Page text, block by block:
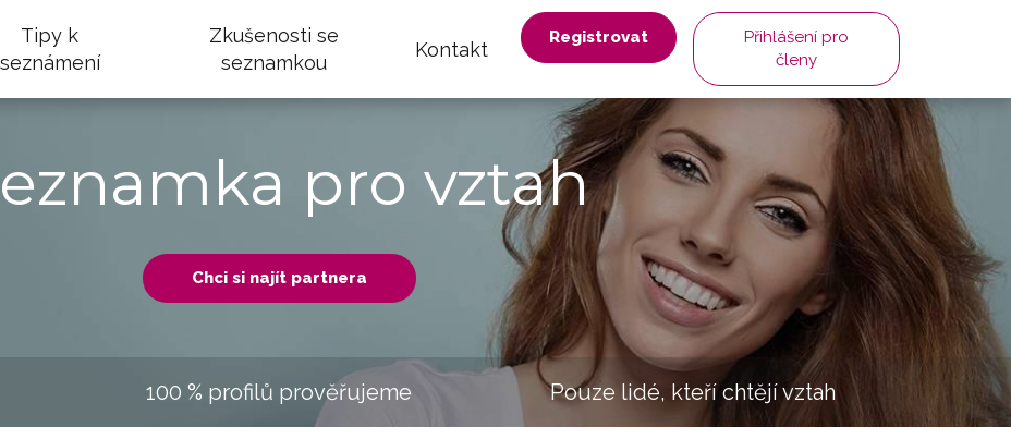
Tipy k
seznámení
Zkušenosti se
seznamkou
Kontakt
Registrovat
Přihlášení pro
členy
pro vztah
Chci si najít partnera
100 % profilů prověřujeme Pouze lidé, kteří chtějí vztah